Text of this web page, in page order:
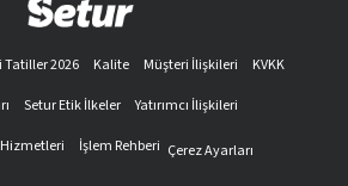
Tatiller 2026 Kalite Müşteri İlişkileri
KVKK
Setur Etik İlkeler
Yatırımcı İlişkileri
İşlem Rehberi Çerez Ayarları